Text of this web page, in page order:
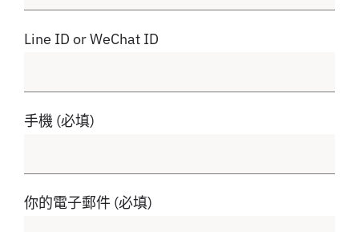
Line ID or WeChat ID
手機 (必填)
你的電子郵件 (必填)